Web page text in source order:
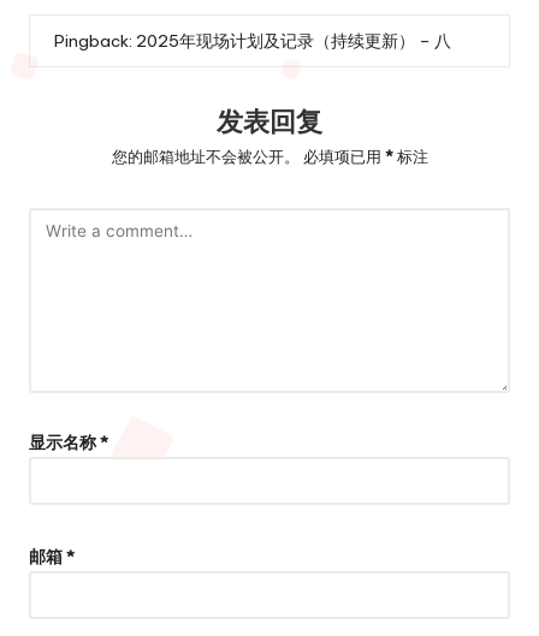
Pingback: 2025年现场计划及记录（持续更新） – 八
发表回复
您的邮箱地址不会被公开。 必填项已用 *标注
显示名称*
邮箱*